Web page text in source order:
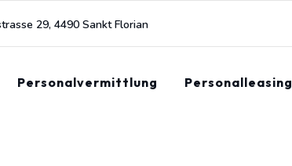
29, 4490 Sankt Florian
Personalvermittlung Personalleasing